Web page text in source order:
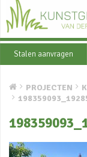
Stalen aanvragen
PROJECTEN